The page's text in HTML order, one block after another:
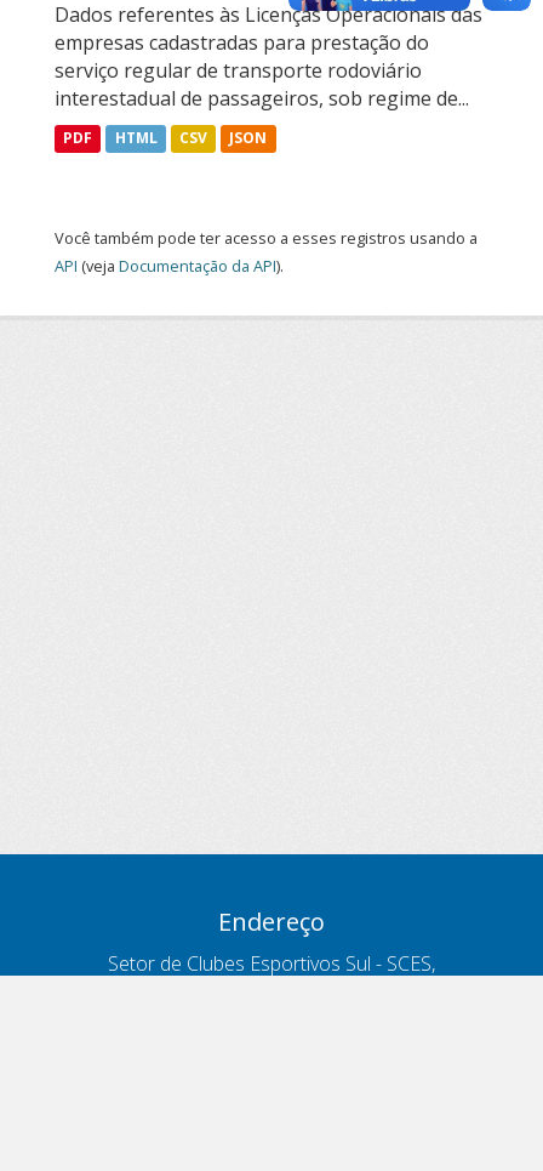
Dados referentes às Licenças Operacionais das
empresas cadastradas para prestação do
serviço regular de transporte rodoviário
interestadual de passageiros, sob regime de...
PDF HTML CSV JSON
Você também pode ter acesso a esses registros usando a
API (veja Documentação da API).
Endereço
Setor de Clubes Esportivos Sul - SCES,